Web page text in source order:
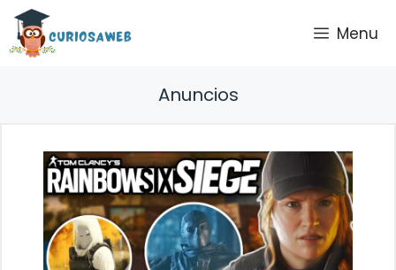
Saltar
contenido
Menu
Anuncios